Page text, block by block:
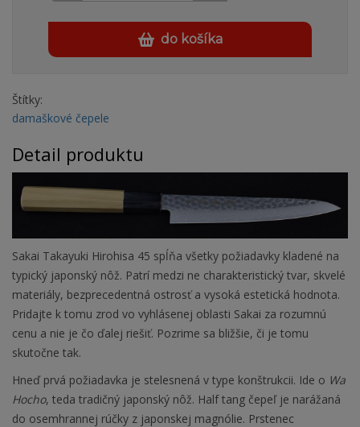
do košíka
Štítky:
damaškové čepele
Detail produktu
Sakai Takayuki Hirohisa 45 spĺňa všetky požiadavky kladené na
typický japonský nôž. Patrí medzi ne charakteristický tvar, skvelé
materiály, bezprecedentná ostrosť a vysoká estetická hodnota.
Pridajte k tomu zrod vo vyhlásenej oblasti Sakai za rozumnú
cenu a nie je čo ďalej riešiť. Pozrime sa bližšie, či je tomu
skutočne tak.
Hneď prvá požiadavka je stelesnená v type konštrukcii. Ide o Wa
Hocho, teda tradičný japonský nôž. Half tang čepeľ je narážaná
do osemhrannej rúčky z japonskej magnólie. Prstenec